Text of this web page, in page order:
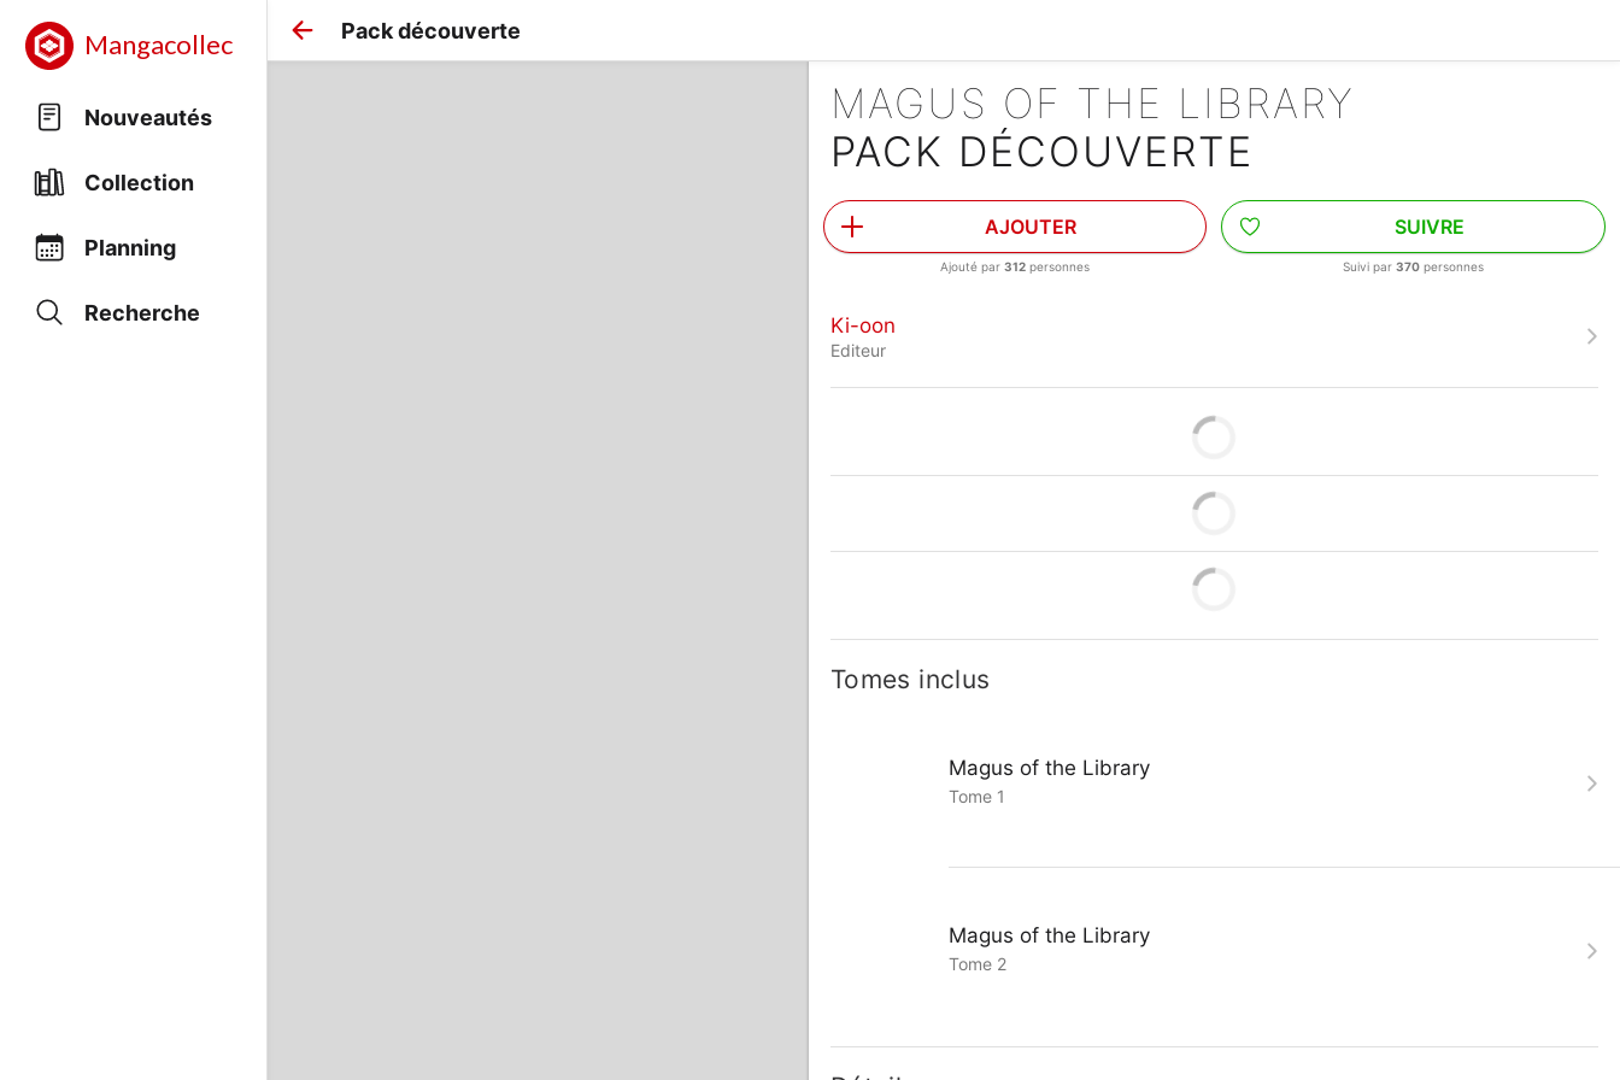
Mangacollec
Nouveautés
Collection
Planning
Recherche
Pack découverte
MAGUS OF THE LIBRARY
PACK DÉCOUVERTE
AJOUTER
Ajouté par312 personnes
SUIVRE
Suivi par370 personnes
Ki-oon
Editeur
Tomes inclus
Magus of the Library
Tome 1
Magus of the Library
Tome 2